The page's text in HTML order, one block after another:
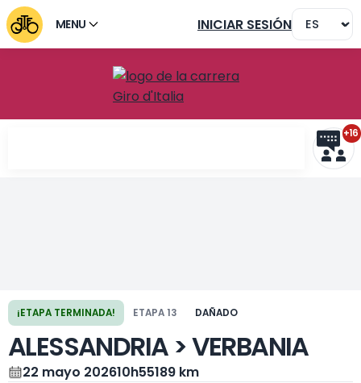
MENU INICIAR SESIÓN
+16
¡ETAPA TERMINADA! ETAPA 13 DAÑADO
ALESSANDRIA > VERBANIA
22 mayo 202610h55189 km
Etapa anterior Siguiente etapa